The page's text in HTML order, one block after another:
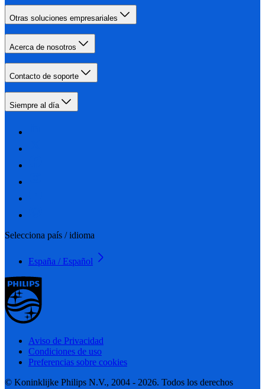
Otras soluciones empresariales
Acerca de nosotros
Contacto de soporte
Siempre al día
Selecciona país / idioma
España / Español
Aviso de Privacidad
Condiciones de uso
Preferencias sobre cookies
© Koninklijke Philips N.V., 2004 - 2026. Todos los derechos